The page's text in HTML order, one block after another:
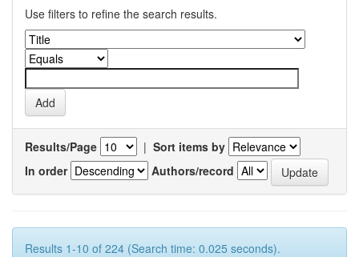
Use filters to refine the search results.
Results/Page | Sort items by
In order
Authors/record
Results 1-10 of 224 (Search time: 0.025 seconds).